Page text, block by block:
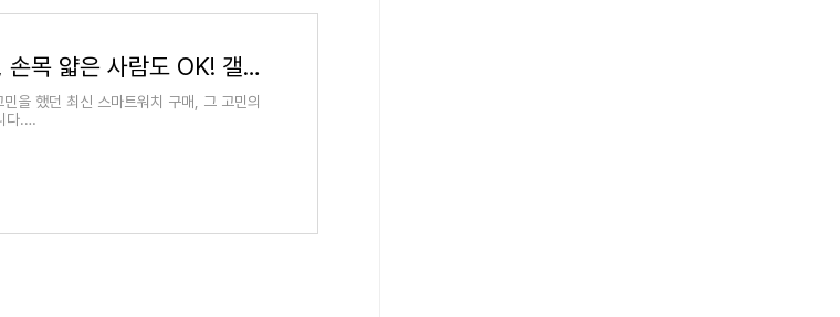
최신 스마트워치 고민 끝, 손목 얇은 사람도 OK! 갤럭시워치5프로 사용후기
을 했던 최신 스마트워치 구매, 그 고민의
다.